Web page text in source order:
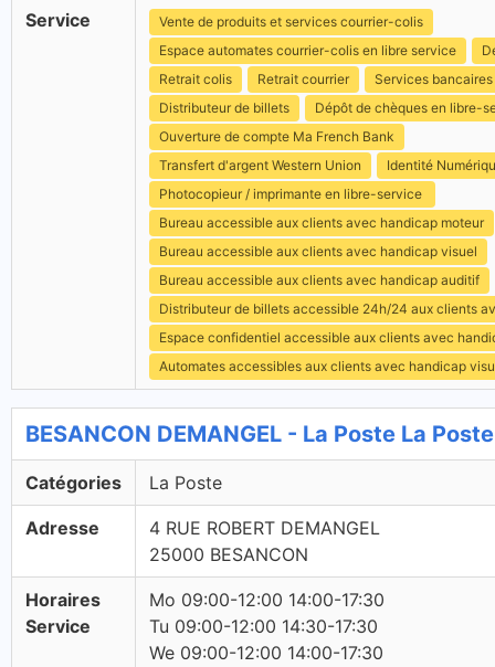
Service
Vente de produits et services courrier-colis
Espace automates courrier-colis en libre service
Retrait colis
Retrait courrier
Services bancaires
Distributeur de billets
Dépôt de chèques en libre-
Ouverture de compte Ma French Bank
Transfert d'argent Western Union
Identité
Photocopieur / imprimante en libre-service
Bureau accessible aux clients avec handicap moteur
Bureau accessible aux clients avec handicap visuel
Bureau accessible aux clients avec handicap auditif
Distributeur de billets accessible 24h/24 aux clients
Espace confidentiel accessible aux clients avec
Automates accessibles aux clients avec handicap
BESANCON DEMANGEL - La Poste La Poste
Catégories La Poste
Adresse
4 RUE ROBERT DEMANGEL
25000 BESANCON
Horaires
Service
Mo 09:00-12:00 14:00-17:30
Tu 09:00-12:00 14:30-17:30
We 09:00-12:00 14:00-17:30